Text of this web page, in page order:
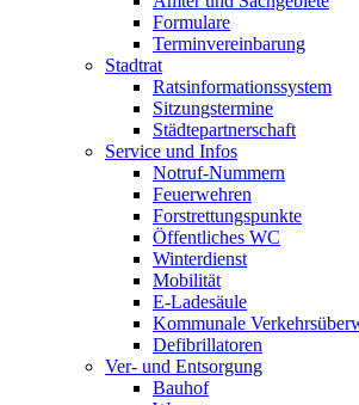
Formulare
Terminvereinbarung
Stadtrat
Ratsinformationssystem
Sitzungstermine
Städtepartnerschaft
Service und Infos
Notruf-Nummern
Feuerwehren
Forstrettungspunkte
Öffentliches WC
Winterdienst
Mobilität
E-Ladesäule
Kommunale
Defibrillatoren
Ver- und Entsorgung
Bauhof